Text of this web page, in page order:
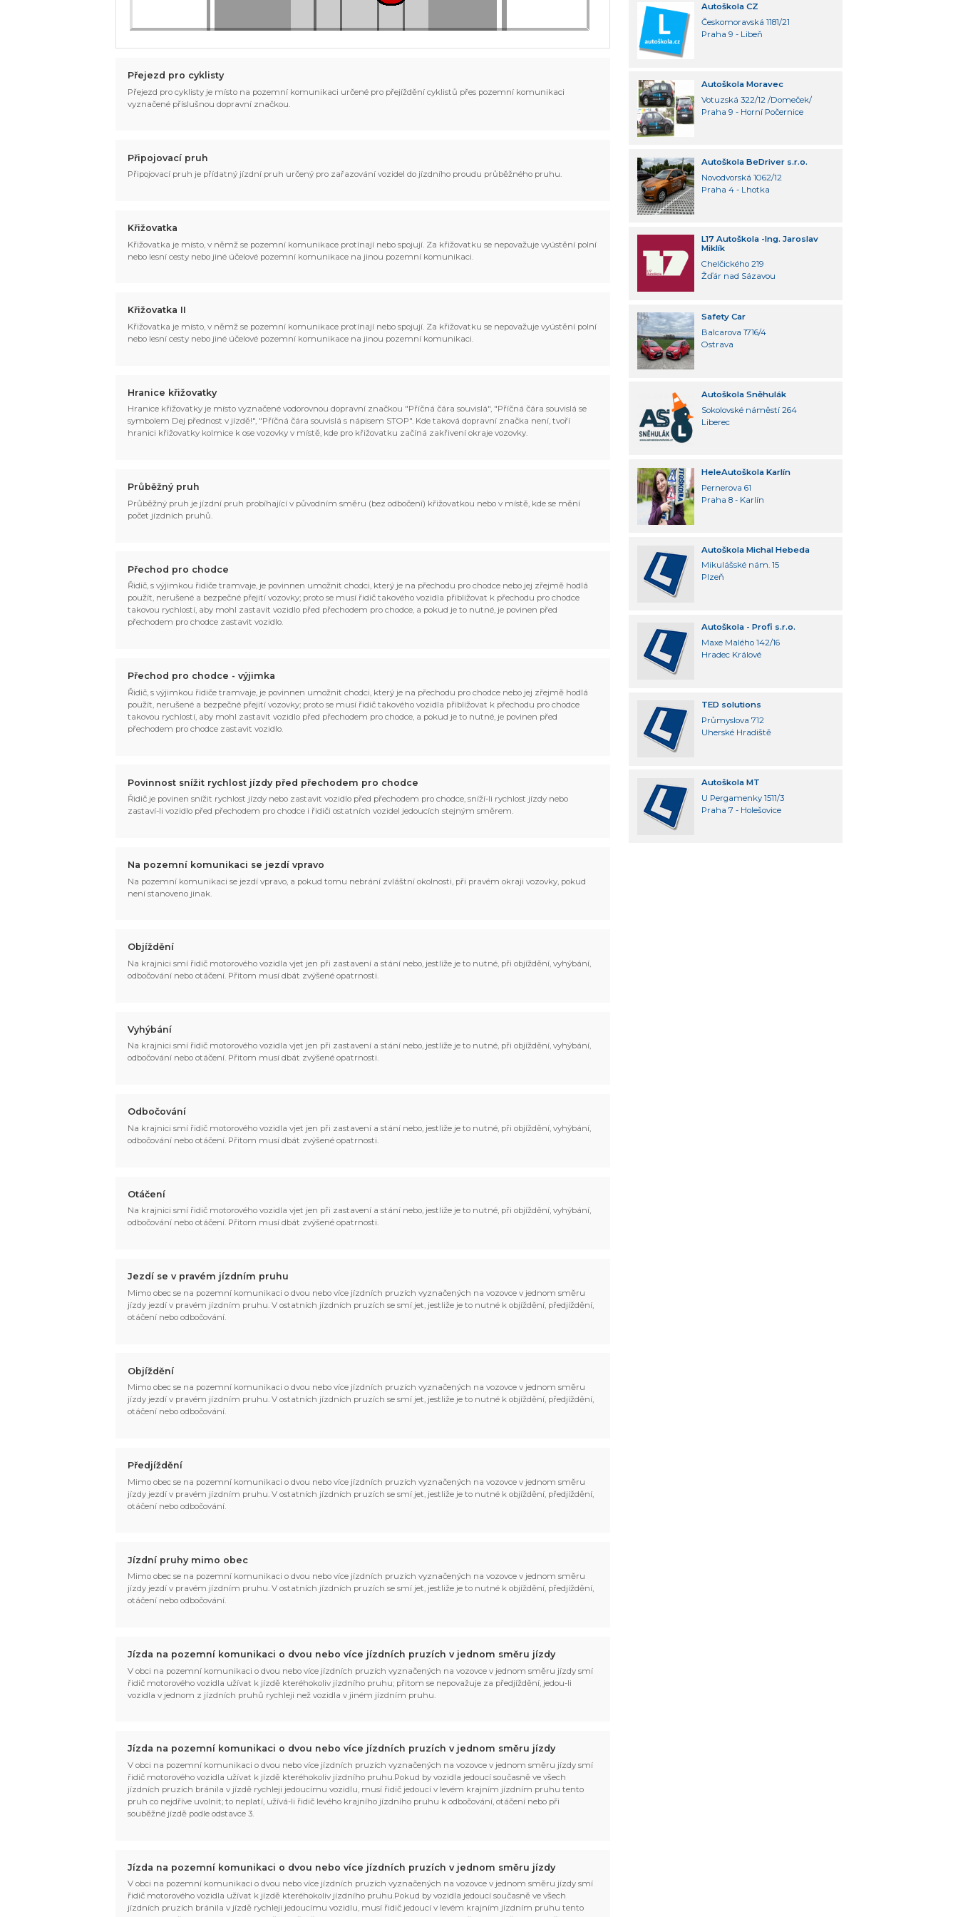
Přejezd pro cyklisty
Přejezd pro cyklisty je místo na pozemní komunikaci určené pro přejíždění cyklistů přes pozemní komunikaci
vyznačené příslušnou dopravní značkou.
Připojovací pruh
Připojovací pruh je přídatný jízdní pruh určený pro zařazování vozidel do jízdního proudu průběžného pruhu.
Křižovatka
Křižovatka je místo, v němž se pozemní komunikace protínají nebo spojují. Za křižovatku se nepovažuje vyústění polní
nebo lesní cesty nebo jiné účelové pozemní komunikace na jinou pozemní komunikaci.
Křižovatka II
Křižovatka je místo, v němž se pozemní komunikace protínají nebo spojují. Za křižovatku se nepovažuje vyústění polní
nebo lesní cesty nebo jiné účelové pozemní komunikace na jinou pozemní komunikaci.
Hranice křižovatky
Hranice křižovatky je místo vyznačené vodorovnou dopravní značkou "Příčná čára souvislá", "Příčná čára souvislá se
symbolem Dej přednost v jízdě!", "Příčná čára souvislá s nápisem STOP". Kde taková dopravní značka není, tvoří
hranici křižovatky kolmice k ose vozovky v místě, kde pro křižovatku začíná zakřivení okraje vozovky.
Průběžný pruh
Průběžný pruh je jízdní pruh probíhající v původním směru (bez odbočení) křižovatkou nebo v místě, kde se mění
počet jízdních pruhů.
Přechod pro chodce
Řidič, s výjimkou řidiče tramvaje, je povinnen umožnit chodci, který je na přechodu pro chodce nebo jej zřejmě hodlá
použít, nerušené a bezpečné přejití vozovky; proto se musí řidič takového vozidla přibližovat k přechodu pro chodce
takovou rychlostí, aby mohl zastavit vozidlo před přechodem pro chodce, a pokud je to nutné, je povinen před
přechodem pro chodce zastavit vozidlo.
Přechod pro chodce - výjimka
Řidič, s výjimkou řidiče tramvaje, je povinnen umožnit chodci, který je na přechodu pro chodce nebo jej zřejmě hodlá
použít, nerušené a bezpečné přejití vozovky; proto se musí řidič takového vozidla přibližovat k přechodu pro chodce
takovou rychlostí, aby mohl zastavit vozidlo před přechodem pro chodce, a pokud je to nutné, je povinen před
přechodem pro chodce zastavit vozidlo.
Povinnost snížit rychlost jízdy před přechodem pro chodce
Řidič je povinen snížit rychlost jízdy nebo zastavit vozidlo před přechodem pro chodce, sníží-li rychlost jízdy nebo
zastaví-li vozidlo před přechodem pro chodce i řidiči ostatních vozidel jedoucích stejným směrem.
Na pozemní komunikaci se jezdí vpravo
Na pozemní komunikaci se jezdí vpravo, a pokud tomu nebrání zvláštní okolnosti, při pravém okraji vozovky, pokud
není stanoveno jinak.
Objíždění
Na krajnici smí řidič motorového vozidla vjet jen při zastavení a stání nebo, jestliže je to nutné, při objíždění, vyhýbání,
odbočování nebo otáčení. Přitom musí dbát zvýšené opatrnosti.
Vyhýbání
Na krajnici smí řidič motorového vozidla vjet jen při zastavení a stání nebo, jestliže je to nutné, při objíždění, vyhýbání,
odbočování nebo otáčení. Přitom musí dbát zvýšené opatrnosti.
Odbočování
Na krajnici smí řidič motorového vozidla vjet jen při zastavení a stání nebo, jestliže je to nutné, při objíždění, vyhýbání,
odbočování nebo otáčení. Přitom musí dbát zvýšené opatrnosti.
Otáčení
Na krajnici smí řidič motorového vozidla vjet jen při zastavení a stání nebo, jestliže je to nutné, při objíždění, vyhýbání,
odbočování nebo otáčení. Přitom musí dbát zvýšené opatrnosti.
Jezdí se v pravém jízdním pruhu
Mimo obec se na pozemní komunikaci o dvou nebo více jízdních pruzích vyznačených na vozovce v jednom směru
jízdy jezdí v pravém jízdním pruhu. V ostatních jízdních pruzích se smí jet, jestliže je to nutné k objíždění, předjíždění,
otáčení nebo odbočování.
Objíždění
Mimo obec se na pozemní komunikaci o dvou nebo více jízdních pruzích vyznačených na vozovce v jednom směru
jízdy jezdí v pravém jízdním pruhu. V ostatních jízdních pruzích se smí jet, jestliže je to nutné k objíždění, předjíždění,
otáčení nebo odbočování.
Předjíždění
Mimo obec se na pozemní komunikaci o dvou nebo více jízdních pruzích vyznačených na vozovce v jednom směru
jízdy jezdí v pravém jízdním pruhu. V ostatních jízdních pruzích se smí jet, jestliže je to nutné k objíždění, předjíždění,
otáčení nebo odbočování.
Jízdní pruhy mimo obec
Mimo obec se na pozemní komunikaci o dvou nebo více jízdních pruzích vyznačených na vozovce v jednom směru
jízdy jezdí v pravém jízdním pruhu. V ostatních jízdních pruzích se smí jet, jestliže je to nutné k objíždění, předjíždění,
otáčení nebo odbočování.
Jízda na pozemní komunikaci o dvou nebo více jízdních pruzích v jednom směru jízdy
V obci na pozemní komunikaci o dvou nebo více jízdních pruzích vyznačených na vozovce v jednom směru jízdy smí
řidič motorového vozidla užívat k jízdě kteréhokoliv jízdního pruhu; přitom se nepovažuje za předjíždění, jedou-li
vozidla v jednom z jízdních pruhů rychleji než vozidla v jiném jízdním pruhu.
Jízda na pozemní komunikaci o dvou nebo více jízdních pruzích v jednom směru jízdy
V obci na pozemní komunikaci o dvou nebo více jízdních pruzích vyznačených na vozovce v jednom směru jízdy smí
řidič motorového vozidla užívat k jízdě kteréhokoliv jízdního pruhu.Pokud by vozidla jedoucí současně ve všech
jízdních pruzích bránila v jízdě rychleji jedoucímu vozidlu, musí řidič jedoucí v levém krajním jízdním pruhu tento
pruh co nejdříve uvolnit; to neplatí, užívá-li řidič levého krajního jízdního pruhu k odbočování, otáčení nebo při
souběžné jízdě podle odstavce 3.
Jízda na pozemní komunikaci o dvou nebo více jízdních pruzích v jednom směru jízdy
V obci na pozemní komunikaci o dvou nebo více jízdních pruzích vyznačených na vozovce v jednom směru jízdy smí
řidič motorového vozidla užívat k jízdě kteréhokoliv jízdního pruhu.Pokud by vozidla jedoucí současně ve všech
jízdních pruzích bránila v jízdě rychleji jedoucímu vozidlu, musí řidič jedoucí v levém krajním jízdním pruhu tento
Autoškola CZ
Českomoravská 1181/21
Praha 9 - Libeň
Autoškola Moravec
Votuzská 322/12 /Domeček/
Praha 9 - Horní Počernice
Autoškola BeDriver s.r.o.
Novodvorská 1062/12
Praha 4 - Lhotka
L17 Autoškola -Ing. Jaroslav
Miklík
Chelčického 219
Žďár nad Sázavou
Safety Car
Balcarova 1716/4
Ostrava
Autoškola Sněhulák
Sokolovské náměstí 264
Liberec
HeleAutoškola Karlín
Pernerova 61
Praha 8 - Karlín
Autoškola Michal Hebeda
Mikulášské nám. 15
Plzeň
Autoškola - Profi s.r.o.
Maxe Malého 142/16
Hradec Králové
TED solutions
Průmyslova 712
Uherské Hradiště
Autoškola MT
U Pergamenky 1511/3
Praha 7 - Holešovice